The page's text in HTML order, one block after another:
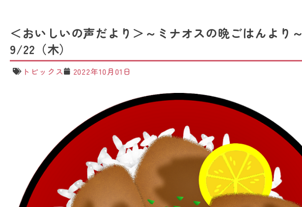
＜おいしいの声だより＞～ミナオスの晩ごはんより～
9/22（木）
トピックス 2022年10月01日